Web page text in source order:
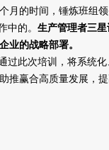
的时间，锤炼班组领
中的。 生产管理者三
业的战略部署。
过此次培训，将系统
推赢合高质量发展，